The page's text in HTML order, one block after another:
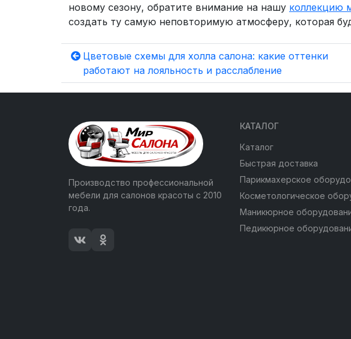
новому сезону, обратите внимание на нашу коллекцию
создать ту самую неповторимую атмосферу, которая
Цветовые схемы для холла салона: какие оттенки
работают на лояльность и расслабление
Производство профессиональной
мебели для салонов красоты с 2010
года.
КАТАЛОГ
Каталог
Быстрая доставка
Парикмахерское
Косметологическое
Маникюрное
Педикюрное